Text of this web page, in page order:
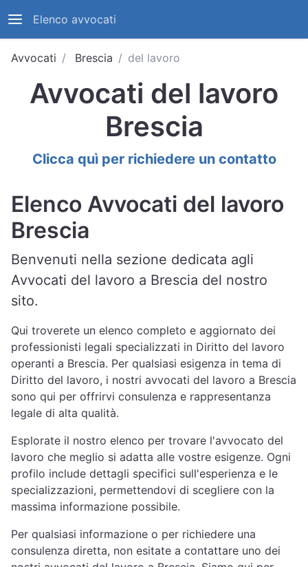
Elenco avvocati
Avvocati Brescia del lavoro
Avvocati del lavoro
Brescia
Clicca quì per richiedere un contatto
Elenco Avvocati del lavoro
Brescia
Benvenuti nella sezione dedicata agli
Avvocati del lavoro a Brescia del nostro
sito.
Qui troverete un elenco completo e aggiornato dei
professionisti legali specializzati in Diritto del lavoro
operanti a Brescia. Per qualsiasi esigenza in tema di
Diritto del lavoro, i nostri avvocati del lavoro a Brescia
sono qui per offrirvi consulenza e rappresentanza
legale di alta qualità.
Esplorate il nostro elenco per trovare l'avvocato del
lavoro che meglio si adatta alle vostre esigenze. Ogni
profilo include dettagli specifici sull'esperienza e le
specializzazioni, permettendovi di scegliere con la
massima informazione possibile.
Per qualsiasi informazione o per richiedere una
consulenza diretta, non esitate a contattare uno dei